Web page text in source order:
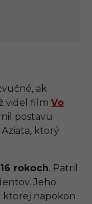
ak
videl film Vo
postavu
ktorý
rokoch. Patril
Jeho
ktorej napokon